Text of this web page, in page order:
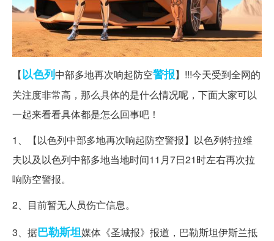
【以色列中部多地再次响起防空警报】!!!今天受到全网的
关注度非常高，那么具体的是什么情况呢，下面大家可以
一起来看看具体都是怎么回事吧！
1、【以色列中部多地再次响起防空警报】以色列特拉维
夫以及以色列中部多地当地时间11月7日21时左右再次拉
响防空警报。
2、目前暂无人员伤亡信息。
3、据巴勒斯坦媒体《圣城报》报道，巴勒斯坦伊斯兰抵